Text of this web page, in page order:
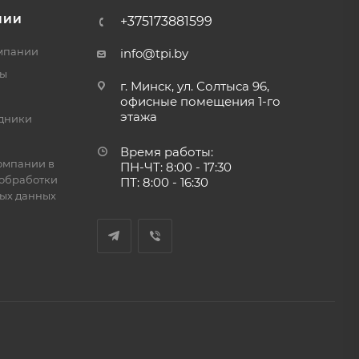
в
данных
+375173881599
info@tpi.by
г. Минск, ул. Солтыса 96,
офисные помещения 1-го
этажа
Время работы:
ПН-ЧТ: 8:00 - 17:30
ПТ: 8:00 - 16:30